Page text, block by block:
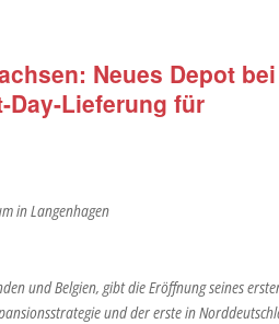
Neues Depot bei
Day-Lieferung für
in Langenhagen
und Belgien, gibt die Eröffnung seines
und der erste in